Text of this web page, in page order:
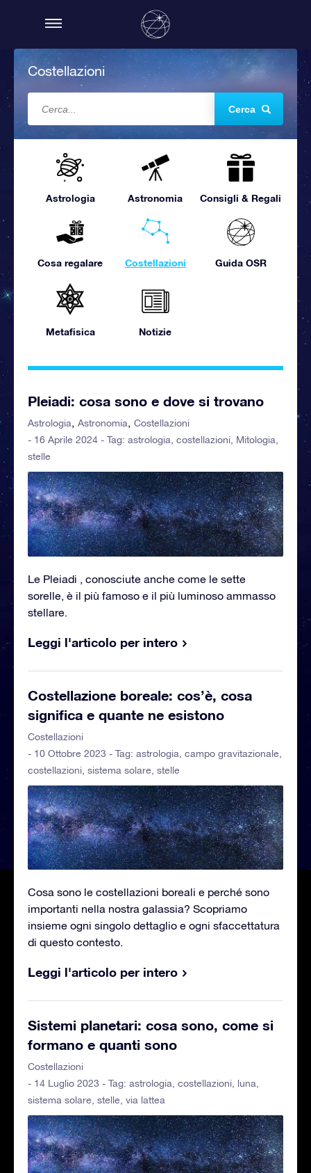
Costellazioni
Cerca
Astrologia Astronomia Consigli & Regali
Cosa regalare Costellazioni Guida OSR
Metafisica Notizie
Pleiadi: cosa sono e dove si trovano
Astrologia Astronomia
Costellazioni
- 16 Aprile 2024 - Tag: astrologia costellazioni Mitologia
stelle
Le Pleiadi , conosciute anche come le sette
sorelle, è il più famoso e il più luminoso ammasso
stellare.
Leggi l'articolo per intero
Costellazione boreale: cos’è, cosa
significa e quante ne esistono
Costellazioni
- 10 Ottobre 2023 - Tag: astrologia campo gravitazionale
costellazioni sistema solare stelle
Cosa sono le costellazioni boreali e perché sono
importanti nella nostra galassia? Scopriamo
insieme ogni singolo dettaglio e ogni sfaccettatura
di questo contesto.
Leggi l'articolo per intero
Sistemi planetari: cosa sono, come si
formano e quanti sono
Costellazioni
- 14 Luglio 2023 - Tag: astrologia costellazioni luna
sistema solare stelle via lattea